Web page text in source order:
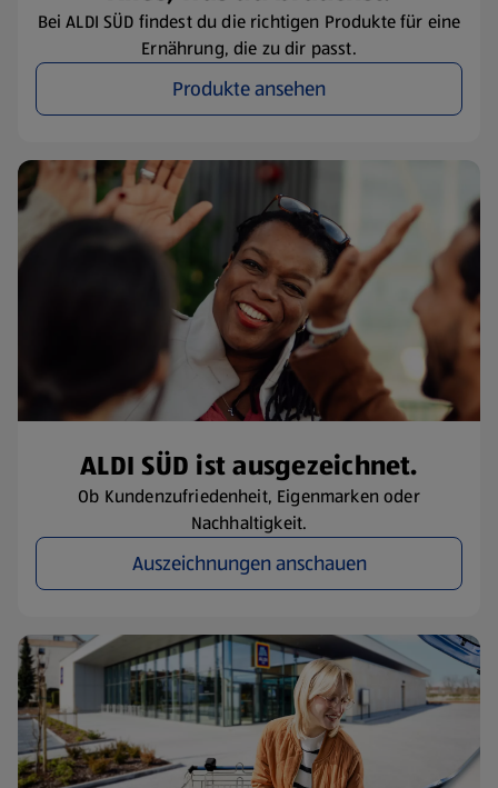
Bei ALDI SÜD findest du die richtigen Produkte für eine
Ernährung, die zu dir passt.
Produkte ansehen
ALDI SÜD ist ausgezeichnet.
Ob Kundenzufriedenheit, Eigenmarken oder
Nachhaltigkeit.
Auszeichnungen anschauen